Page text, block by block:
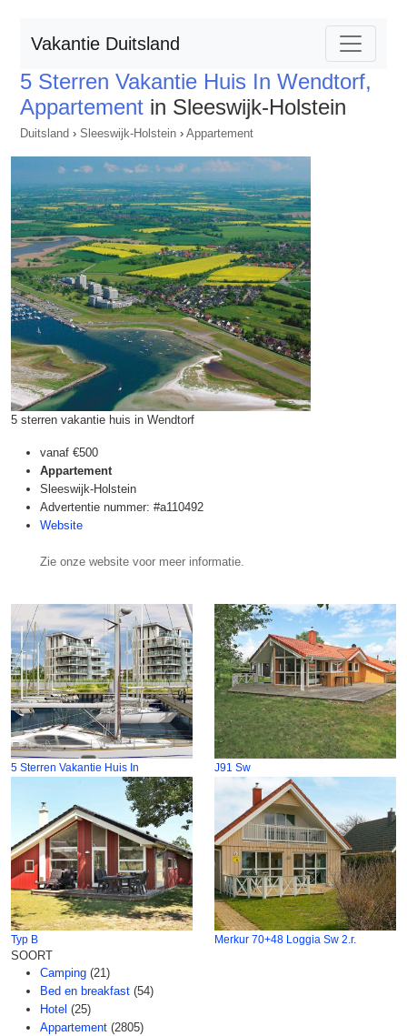
Vakantie Duitsland
5 Sterren Vakantie Huis In Wendtorf,
Appartement in Sleeswijk-Holstein
Duitsland › Sleeswijk-Holstein › Appartement
5 sterren vakantie huis in Wendtorf
vanaf €500
Appartement
Sleeswijk-Holstein
Advertentie nummer: #a110492
Website
Zie onze website voor meer informatie.
5 Sterren Vakantie Huis In J91 Sw
Typ B Merkur 70+48 Loggia Sw 2.r.
SOORT
Camping (21)
Bed en breakfast (54)
Hotel (25)
Appartement (2805)